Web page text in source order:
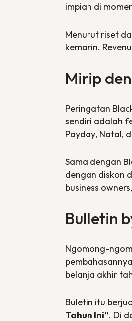
impian di
Menurut riset
kemarin.
Mirip
Peringatan
sendiri adalah
Payday, Natal,
Sama dengan
dengan diskon
business owners
Bulletin
Ngomong-
belanja akhir
Buletin itu
Tahun Ini”. Di